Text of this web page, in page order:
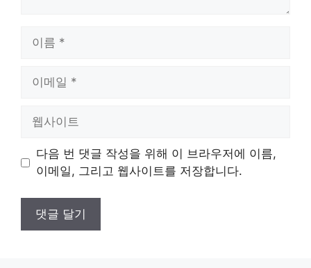
트
다음 번 댓글 작성을 위해 이 브라우저에 이름,
이메일, 그리고 웹사이트를 저장합니다.